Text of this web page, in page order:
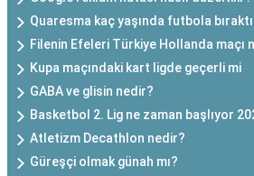
Quaresma kaç yaşında futbola bıraktı
Filenin Efeleri Türkiye Hollanda maçı
Kupa maçındaki kart ligde geçerli mi
GABA ve glisin nedir?
Basketbol 2. Lig ne zaman başlıyor
Atletizm Decathlon nedir?
Güreşçi olmak günah mı?